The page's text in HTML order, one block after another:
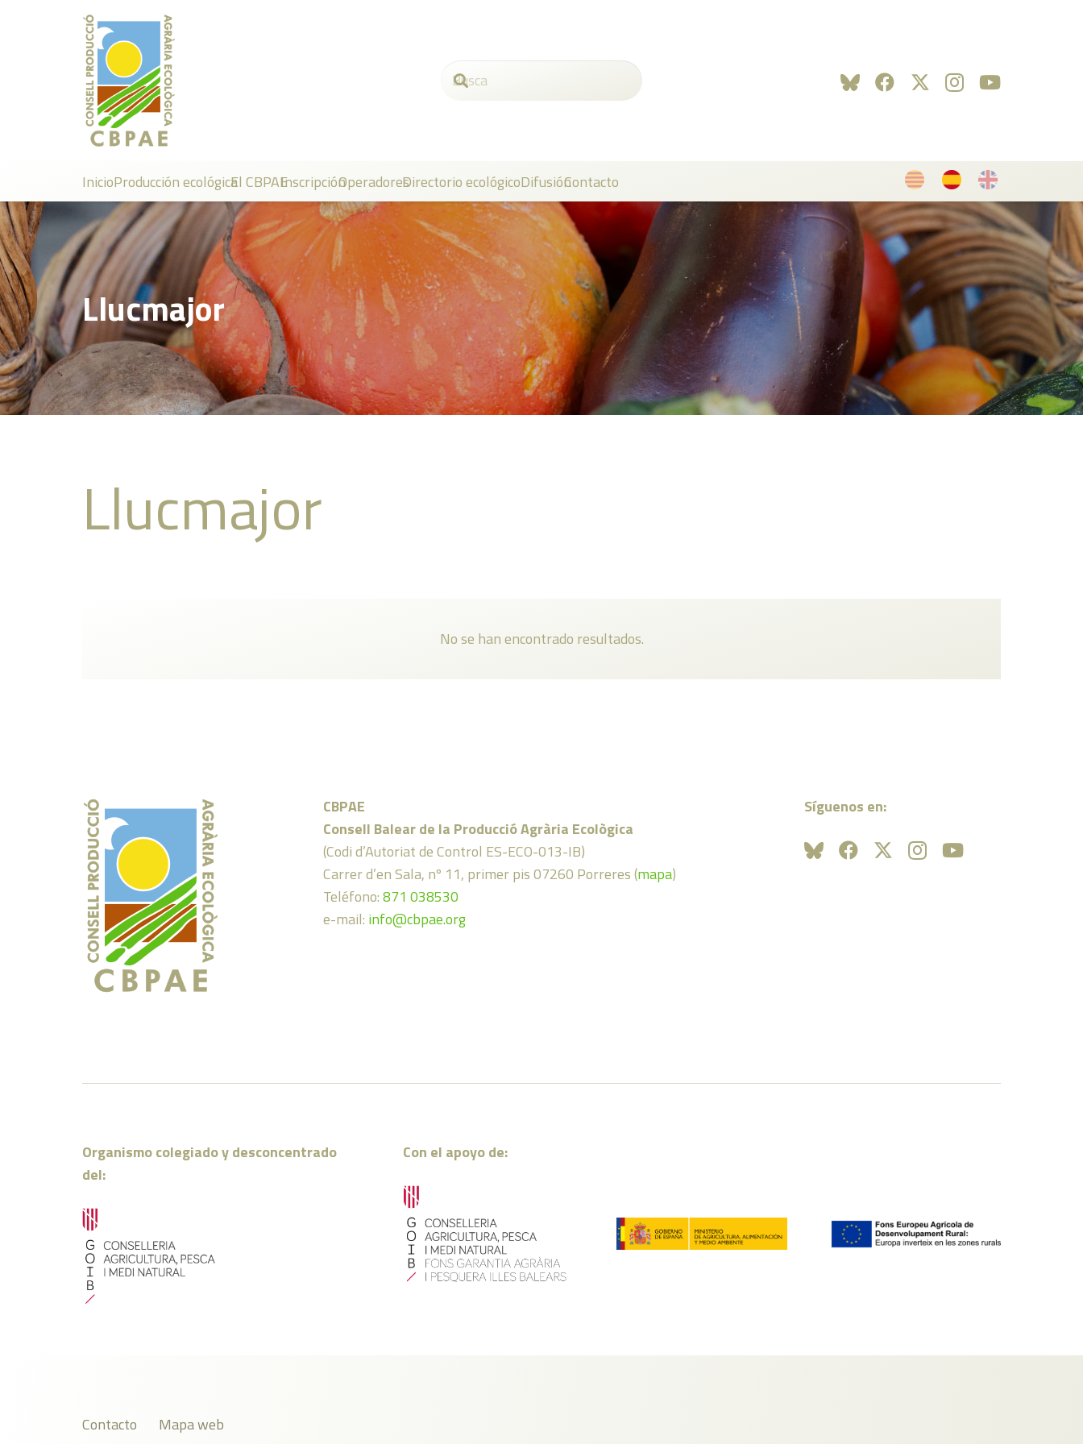
InicioProducción ecológicaEl CBPAEInscripciónOperadoresDirectorio ecológicoDifusiónContacto
Llucmajor
Llucmajor
No se han encontrado resultados.
CBPAE
Consell Balear de la Producció Agrària Ecològica
(Codi d’Autoriat de Control ES-ECO-013-IB)
Carrer d’en Sala, nº 11, primer pis 07260 Porreres (mapa)
Teléfono:871 038530
e-mail: info@cbpae.org
Síguenos en:
Organismo colegiado y desconcentrado
del:
Con el apoyo de:
Contacto Mapa web